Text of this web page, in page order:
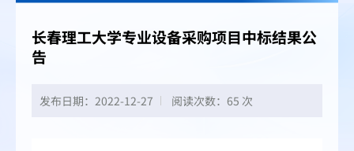
长春理工大学专业设备采购项目中标结果公
告
发布日期：2022-12-27 阅读次数： 65 次